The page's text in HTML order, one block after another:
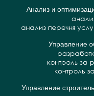
Анализ и
анализ перечня
Управление
контроль за
контроль
Управление